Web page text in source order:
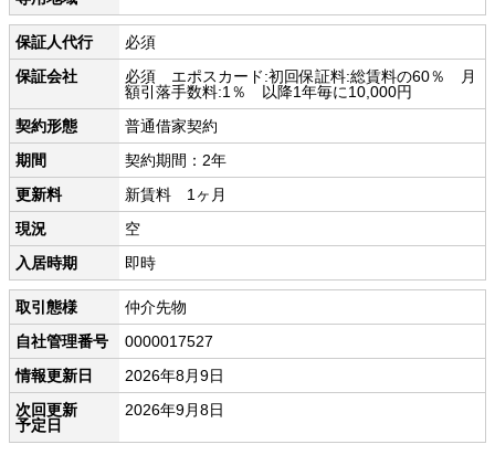
保証人代行
必須
保証会社
必須 エポスカード:初回保証料:総賃料の60％ 月
額引落手数料:1％ 以降1年毎に10,000円
契約形態
普通借家契約
期間
契約期間：2年
更新料
新賃料 1ヶ月
現況
空
入居時期
即時
取引態様
仲介先物
自社管理番号
0000017527
情報更新日
2026年8月9日
次回更新
予定日
2026年9月8日